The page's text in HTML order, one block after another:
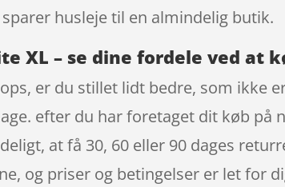
husleje til en almindelig butik.
XL – se dine fordele ved at
er du stillet lidt bedre, som ikke
efter du har foretaget dit køb på
at få 30, 60 eller 90 dages
og priser og betingelser er let for